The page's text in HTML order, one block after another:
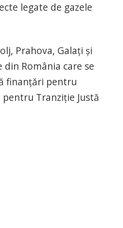
legate de gazele
Prahova, Galați și
România care se
finanțări pentru
Tranziție Justă